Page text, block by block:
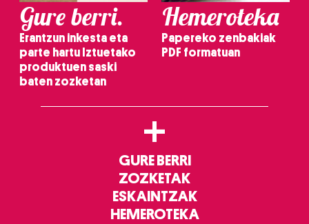
Gure berri.
Erantzun inkesta eta
parte hartu Iztuetako
produktuen saski
baten zozketan
Hemeroteka
Papereko zenbakiak
PDF formatuan
+
GURE BERRI
ZOZKETAK
ESKAINTZAK
HEMEROTEKA